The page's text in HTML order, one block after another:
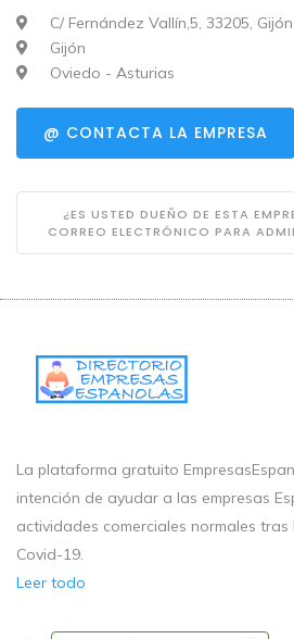
C/ Fernández Vallín,5, 33205, Gijón
Gijón
Oviedo - Asturias
@ CONTACTA LA EMPRESA
¿ES USTED DUEÑO DE ESTA
CORREO ELECTRÓNICO PARA
La plataforma gratuito
intención de ayudar a las empresas
actividades comerciales normales
Covid-19.
Leer todo